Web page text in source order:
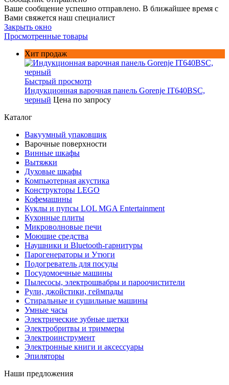
Ваше сообщение успешно отправлено. В ближайшее время с
Вами свяжется наш специалист
Закрыть окно
Просмотренные товары
Хит продаж
Быстрый просмотр
Индукционная варочная панель Gorenje IT640BSC,
черный Цена по запросу
Каталог
Вакуумный упаковщик
Варочные поверхности
Винные шкафы
Вытяжки
Духовые шкафы
Компьютерная акустика
Конструкторы LEGO
Кофемашины
Куклы и пупсы LOL MGA Entertainment
Кухонные плиты
Микроволновые печи
Моющие средства
Наушники и Bluetooth-гарнитуры
Парогенераторы и Утюги
Подогреватель для посуды
Посудомоечные машины
Пылесосы, электрошвабры и пароочистители
Рули, джойстики, геймпады
Стиральные и сушильные машины
Умные часы
Электрические зубные щетки
Электробритвы и триммеры
Электроинструмент
Электронные книги и аксессуары
Эпиляторы
Наши предложения